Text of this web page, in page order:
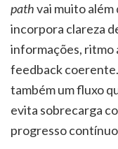
pathvai muito além
incorpora clareza
informações, ritmo
feedback
também um fluxo
evita sobrecarga
progresso